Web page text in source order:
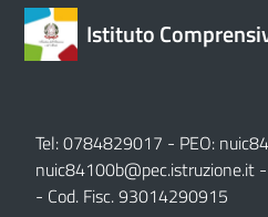
Istituto
Tel: 0784829017 - PEO:
nuic84100b@pec.istruzione.it
- Cod. Fisc. 93014290915